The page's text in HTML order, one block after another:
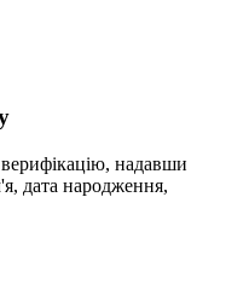
надавши
дата народження,